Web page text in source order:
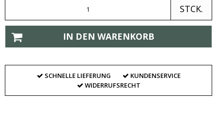
STCK.
IN DEN WARENKORB
SCHNELLE LIEFERUNG
KUNDENSERVICE
WIDERRUFSRECHT